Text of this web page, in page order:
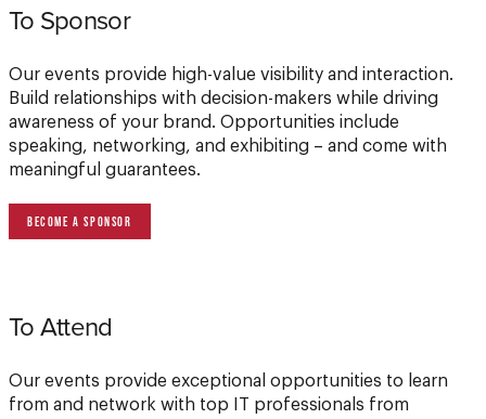
To Sponsor
Our events provide high-value visibility and interaction.
Build relationships with decision-makers while driving
awareness of your brand. Opportunities include
speaking, networking, and exhibiting – and come with
meaningful guarantees.
BECOME A SPONSOR
To Attend
Our events provide exceptional opportunities to learn
from and network with top IT professionals from